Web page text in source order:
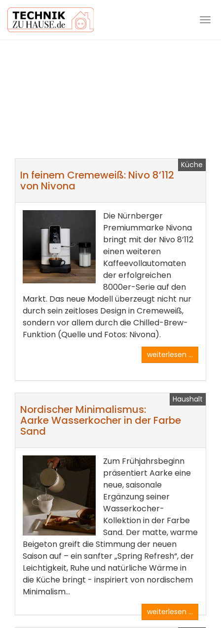
Küche
In feinem Cremeweiß: Nivo 8’112
von Nivona
Die Nürnberger
Premiummarke Nivona
bringt mit der Nivo 8’112
einen weiteren
Kaffeevollautomaten
der erfolgreichen
8000er-Serie auf den
Markt. Das neue Modell überzeugt nicht nur
durch sein zeitloses Design in Cremeweiß,
sondern vor allem durch die Chilled-Brew-
Funktion (Quelle und Fotos: Nivona).
weiterlesen ...
Haushalt
Nordischer Minimalismus:
Aarke Wasserkocher in der Farbe
Sand
Zum Frühjahrsbeginn
präsentiert Aarke eine
neue, saisonale
Ergänzung seiner
Wasserkocher-
Kollektion in der Farbe
Sand. Der matte, warme
Beigeton greift die Stimmung der neuen
Saison auf – ein sanfter „Spring Refresh“, der
Leichtigkeit, Ruhe und natürliche Wärme in
die Küche bringt - inspiriert von nordischem
Minimalism...
weiterlesen ...